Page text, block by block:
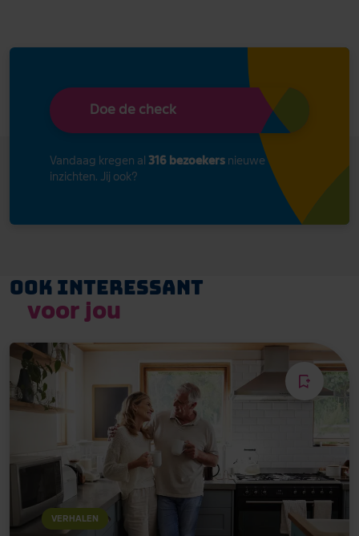
Doe de check
Vandaag kregen al 316 bezoekers nieuwe
inzichten. Jij ook?
Ook interessant
voor jou
VERHALEN